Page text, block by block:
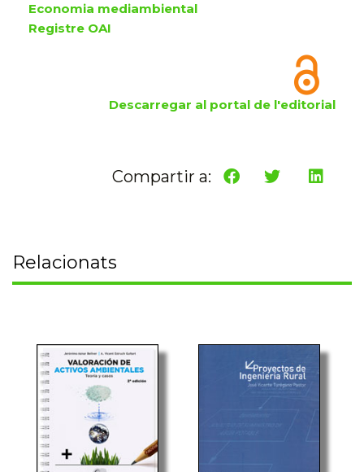
Economia mediambiental
Registre OAI
Descarregar al portal de l'editorial
Compartir a:
Relacionats